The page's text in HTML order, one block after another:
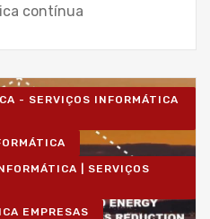
contínua
- SERVIÇOS INFORMÁTICA
| SERVIÇOS
EMPRESAS